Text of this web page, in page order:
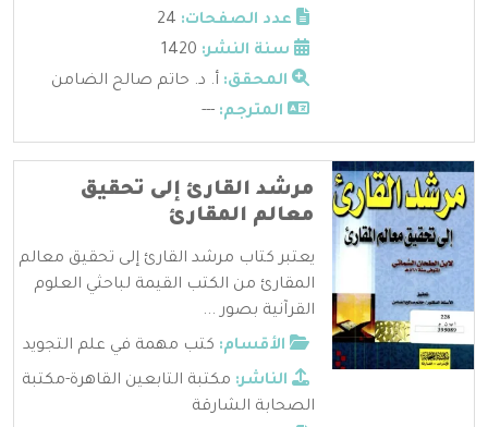
عدد الصفحات:
سنة النشر:
المحقق: أ. د. حاتم صالح الضامن
المترجم: ---
مرشد القارئ إلى تحقيق
معالم المقارئ
يعتبر كتاب مرشد القارئ إلى تحقيق معالم
المقارئ من الكتب القيمة لباحثي العلوم
القرآنية بصور ...
الأقسام: كتب مهمة في علم التجويد
الناشر: مكتبة التابعين القاهرة-مكتبة
الصحابة الشارقة